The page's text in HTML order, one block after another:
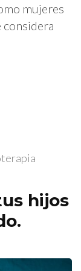
mujeres
considera
hijos